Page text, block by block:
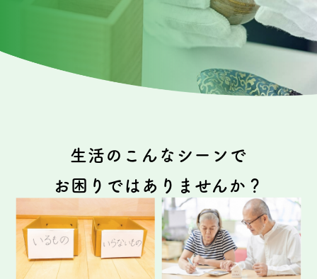
生活のこんなシーンで
お困りではありませんか？